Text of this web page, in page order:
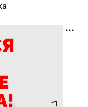
и нельзя
день
и здоровый